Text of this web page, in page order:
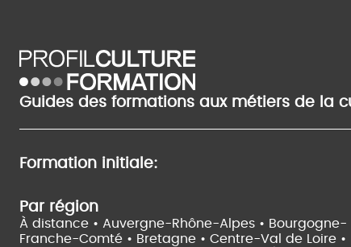
Guides des formations aux métiers de la
Formation initiale:
Par région
À distance • Auvergne-Rhône-Alpes • Bourgogne-
Franche-Comté • Bretagne • Centre-Val de Loire •